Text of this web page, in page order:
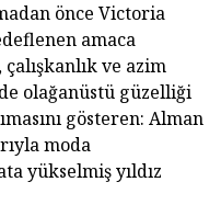
önce Victoria
amaca
ve azim
olağanüstü güzelliği
gösteren: Alman
moda
yükselmiş yıldız